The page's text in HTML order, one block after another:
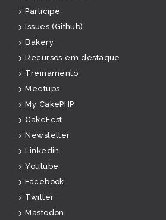
Participe
Issues (Github)
Bakery
Recursos em destaque
Treinamento
Meetups
My CakePHP
CakeFest
Newsletter
Linkedin
Youtube
Facebook
Twitter
Mastodon